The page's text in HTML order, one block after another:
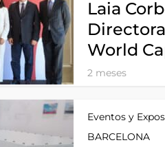
Laia
World
2 meses
Eventos y
BARCELONA